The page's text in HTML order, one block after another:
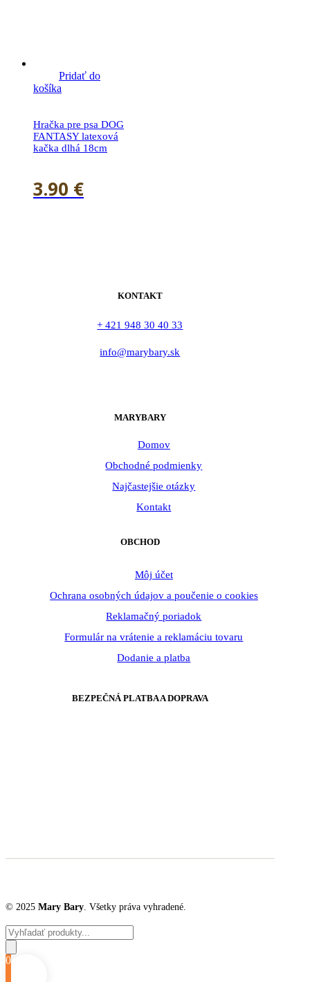
Pridať do
košíka
Hračka pre psa DOG
FANTASY latexová
kačka dlhá 18cm
3.90 €
KONTAKT
+ 421 948 30 40 33
info@marybary.sk
MARYBARY
Domov
Obchodné podmienky
Najčastejšie otázky
Kontakt
OBCHOD
Môj účet
Ochrana osobných údajov a poučenie o cookies
Reklamačný poriadok
Formulár na vrátenie a reklamáciu tovaru
Dodanie a platba
BEZPEČNÁ PLATBA A DOPRAVA
© 2025 Mary Bary . Všetky práva vyhradené.
Products
search
0